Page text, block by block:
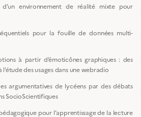
environnement de réalité mixte pour
pour la fouille de données multi-
à partir d’émoticônes graphiques : des
des usages dans une webradio
argumentatives de lycéens par des débats
SocioScientifiques
pour l’apprentissage de la lecture